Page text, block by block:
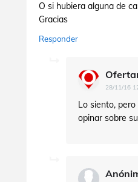
O si hubiera alguna de
Gracias
Responder
28/11/16
Lo siento,
opinar sobre